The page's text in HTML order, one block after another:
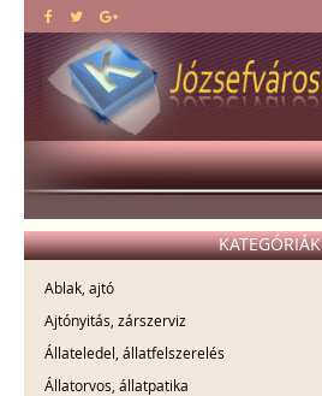
KATEGÓRIÁK
Ablak, ajtó
Ajtónyitás, zárszerviz
Állateledel, állatfelszerelés
Állatorvos, állatpatika